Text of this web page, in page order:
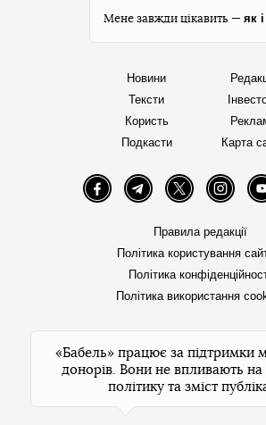
Мене завжди цікавить — як
Новини
Тексти
Користь
Подкасти
Карта
FacebookTelegramTwitter
Правила редакції
Політика користування
Політика
Політика використання
«Бабель» працює за підтримки
донорів. Вони не впливають на
політику та зміст